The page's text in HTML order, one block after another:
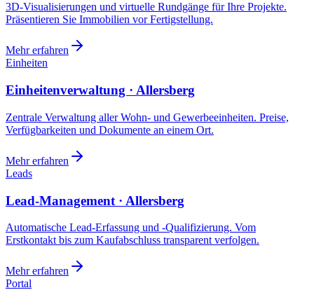
3D-Visualisierungen und virtuelle Rundgänge für Ihre Projekte.
Präsentieren Sie Immobilien vor Fertigstellung.
Mehr erfahren
Einheiten
Einheitenverwaltung · Allersberg
Zentrale Verwaltung aller Wohn- und Gewerbeeinheiten. Preise,
Verfügbarkeiten und Dokumente an einem Ort.
Mehr erfahren
Leads
Lead-Management · Allersberg
Automatische Lead-Erfassung und -Qualifizierung. Vom
Erstkontakt bis zum Kaufabschluss transparent verfolgen.
Mehr erfahren
Portal